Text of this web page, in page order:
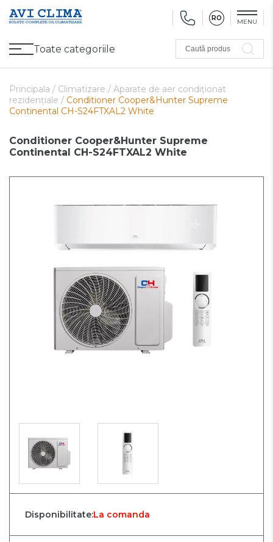
RO MENU
Toate categoriile
Climatizare
Ventilare
Caută produs
Principala / Climatizare / Aparate de aer condiționat
rezidențiale / Conditioner Cooper&Hunter Supreme
Continental CH-S24FTXAL2 White
Conditioner Cooper&Hunter Supreme
Continental CH-S24FTXAL2 White
Disponibilitate:La comanda